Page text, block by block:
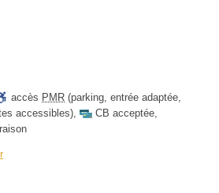
accès PMR (parking, entrée adaptée,
accessibles), CB acceptée,